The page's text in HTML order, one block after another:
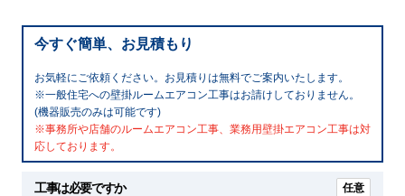
今すぐ簡単、お見積もり
お気軽にご依頼ください。お見積りは無料でご案内いたします。
※一般住宅への壁掛ルームエアコン工事はお請けしておりません。
(機器販売のみは可能です)
※事務所や店舗のルームエアコン工事、業務用壁掛エアコン工事は対
応しております。
工事は必要ですか 任意